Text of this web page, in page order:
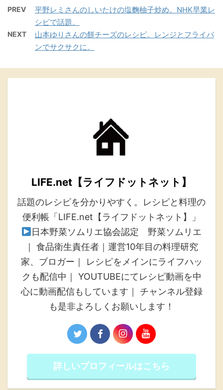
PREV
平野レミさんのしいたけの塩麴柚子炒め。NHK早業レ
シピで話題。
NEXT
山本ゆりさんの餅チーズのレシピ。レンジとフライパ
ンでサクサクに。
LIFE.net【ライフドットネット】
話題のレシピを分かりやすく。レシピと料理の
便利帳「LIFE.net【ライフドットネット】」
日本野菜ソムリエ協会認定 野菜ソムリエ
｜ 食品衛生責任者｜運営10年目の料理研究
家、ブロガー｜ レシピをメインにライフハッ
クも配信中｜ YOUTUBEにてレシピ動画を中
心に動画配信もしています｜ チャンネル登録
も是非よろしくお願いします！
詳しいプロフィールはこちら